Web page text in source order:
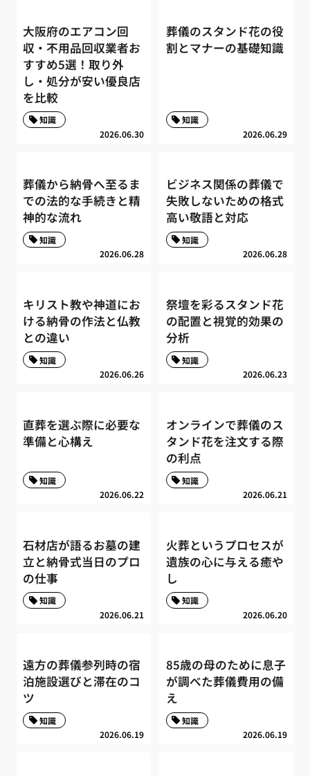
大阪府のエアコン回
収・不用品回収業者お
すすめ5選！取り外
し・処分が安い優良店
を比較
2026.06.30
知識
葬儀のスタンド花の役
割とマナーの基礎知識
2026.06.29
知識
葬儀から納骨へ至るま
での法的な手続きと精
神的な流れ
2026.06.28
知識
ビジネス関係の葬儀で
失敗しないための格式
高い敬語と対応
2026.06.28
知識
キリスト教や神道にお
ける納骨の作法と仏教
との違い
2026.06.26
知識
祭壇を彩るスタンド花
の配置と視覚的効果の
分析
2026.06.23
知識
直葬を選ぶ際に必要な
準備と心構え
2026.06.22
知識
オンラインで葬儀のス
タンド花を注文する際
の利点
2026.06.21
知識
石材店が語るお墓の建
立と納骨式当日のプロ
の仕事
2026.06.21
知識
火葬というプロセスが
遺族の心に与える癒や
し
2026.06.20
知識
遠方の葬儀参列時の宿
泊施設選びと滞在のコ
ツ
2026.06.19
知識
85歳の母のために息子
が調べた葬儀費用の備
え
2026.06.19
知識